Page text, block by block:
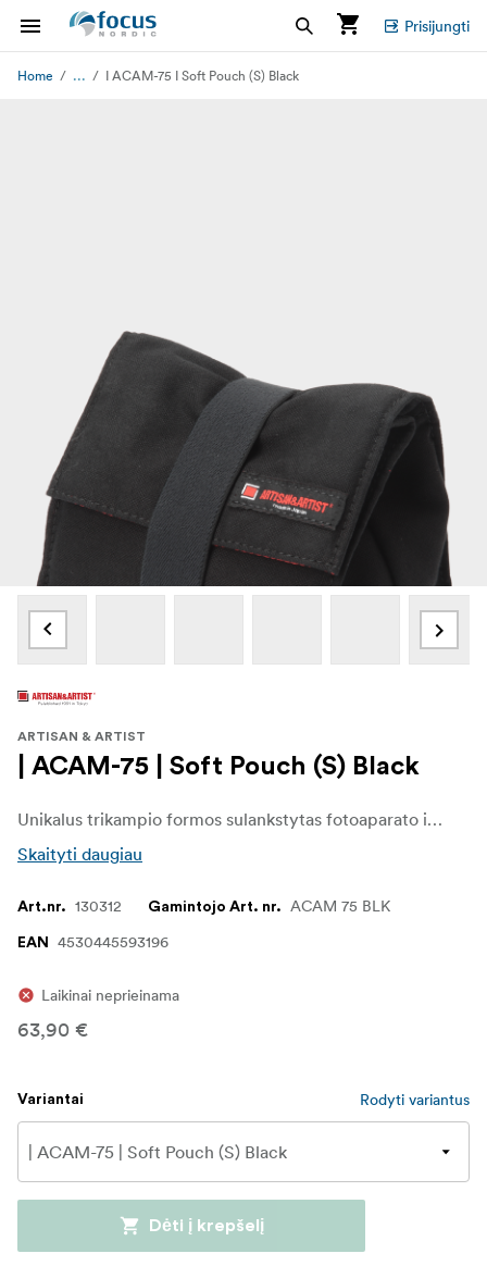
Prisijungti
Home ... I ACAM-75 I Soft Pouch (S) Black
ARTISAN & ARTIST
| ACAM-75 | Soft Pouch (S) Black
Unikalus trikampio formos sulankstytas fotoaparato ir priedų dėklas. Dėl tvirtos elastinės juostos galima reguliuoti dėklo dydį, todėl jame galima laikyti įvairių tipų fotoaparatus. Pagrindiniame korpuse yra apsauginė pagalvėlė su suspausto uretano šerdimi, sauganti saugomus daiktus.
Skaityti daugiau
Art.nr. 130312 Gamintojo Art. nr. ACAM 75 BLK
EAN 4530445593196
Laikinai neprieinama
63,90 €
Variantai Rodyti variantus
Dėti į krepšelį